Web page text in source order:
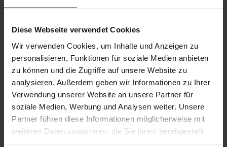
Diese Webseite verwendet Cookies
Wir verwenden Cookies, um Inhalte und Anzeigen zu
personalisieren, Funktionen für soziale Medien anbieten
zu können und die Zugriffe auf unsere Website zu
analysieren. Außerdem geben wir Informationen zu Ihrer
Verwendung unserer Website an unsere Partner für
soziale Medien, Werbung und Analysen weiter. Unsere
Partner führen diese Informationen möglicherweise mit
weiteren Daten zusammen, die Sie ihnen bereitgestellt
Ein Kamerasystem macht das gesamte Materialhandling
einfacher und sicherer, auch in engen Räumen.
Lesen Sie mehr über unser Kamerasystem...
Kaufen Sie Ihr Toyota-Zubehör in
unserem neuen Online-Shop